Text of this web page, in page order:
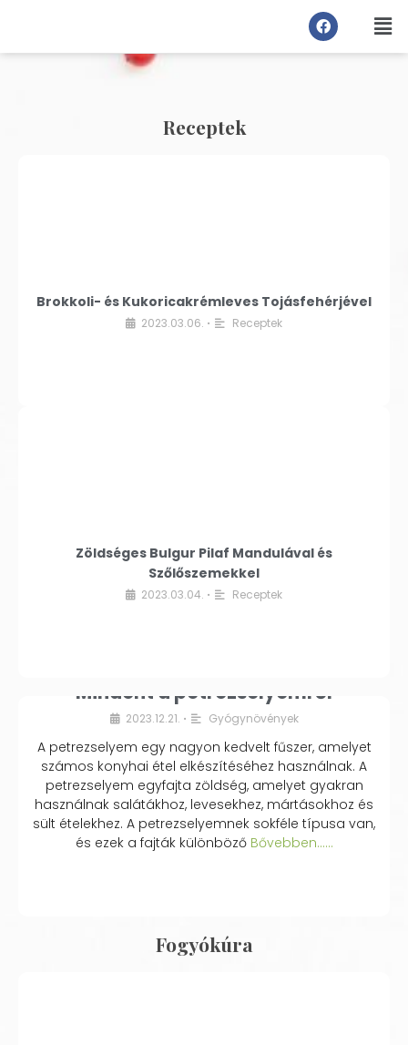
Receptek
Brokkoli- és Kukoricakrémleves Tojásfehérjével
2023.03.06. • Receptek
Zöldséges Bulgur Pilaf Mandulával és
Szőlőszemekkel
2023.03.04. • Receptek
Mindent a petrezselyemről
2023.12.21. • Gyógynövények
A petrezselyem egy nagyon kedvelt fűszer, amelyet
számos konyhai étel elkészítéséhez használnak. A
petrezselyem egyfajta zöldség, amelyet gyakran
használnak salátákhoz, levesekhez, mártásokhoz és
sült ételekhez. A petrezselyemnek sokféle típusa van,
és ezek a fajták különbözőBővebben...…
Fogyókúra